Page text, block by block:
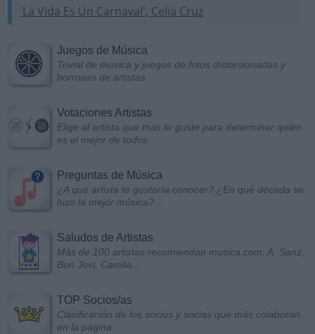
'La Vida Es Un Carnaval', Celia Cruz
Juegos de Música
Trivial de música y juegos de fotos distorsionadas y
borrosas de artistas
Votaciones Artistas
Elige al artista que más te guste para determinar quién
es el mejor de todos
Preguntas de Música
¿A qué artista te gustaría conocer? ¿En qué década se
hizo la mejor música?...
Saludos de Artistas
Más de 100 artistas recomiendan musica.com: A. Sanz,
Bon Jovi, Camila...
TOP Socios/as
Clasificación de los socios y socias que más colaboran
en la página